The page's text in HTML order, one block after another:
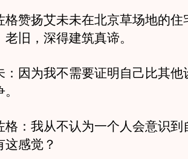
扬艾未未在北京草场地的住
旧，深得建筑真谛。
为我不需要证明自己比其他
我从不认为一个人会意识到
这感觉？